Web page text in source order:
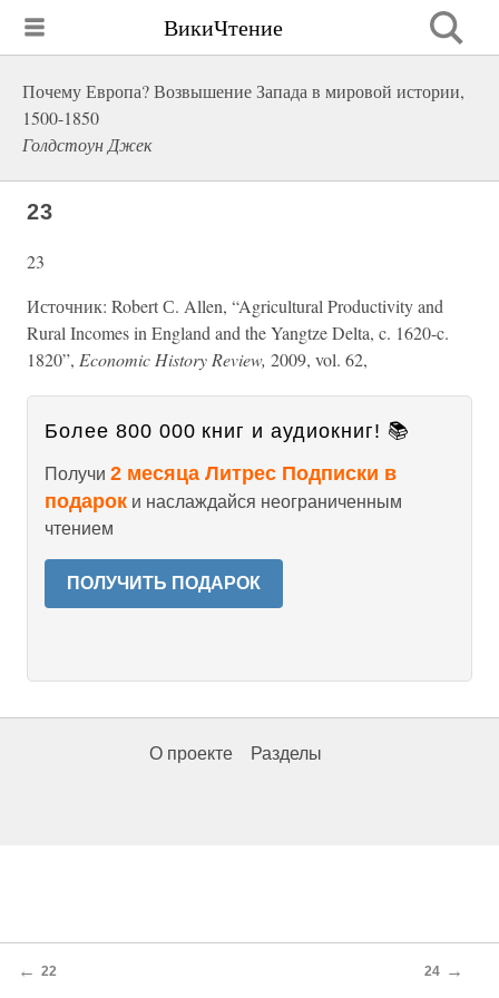
ВикиЧтение
Почему Европа? Возвышение Запада в мировой истории,
1500-1850
Голдстоун Джек
23
23
Источник: Robert С. Allen, “Agricultural Productivity and
Rural Incomes in England and the Yangtze Delta, c. 1620-c.
1820”, Economic History Review, 2009, vol. 62,
Более 800 000 книг и аудиокниг! 📚
Получи 2 месяца Литрес Подписки в
подарок и наслаждайся неограниченным
чтением
ПОЛУЧИТЬ ПОДАРОК
О проекте Разделы
← 22 24 →